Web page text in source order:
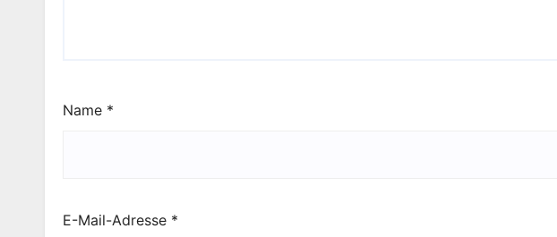
Name *
E-Mail-Adresse *